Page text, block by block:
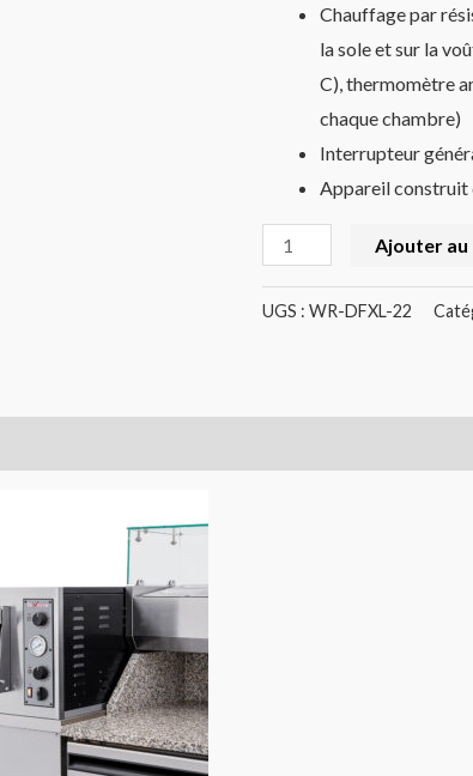
Chauffage par
la sole et sur la
C), thermomètre
chaque chambre)
Interrupteur
Appareil construit
Ajouter au
UGS : WR-DFXL-22